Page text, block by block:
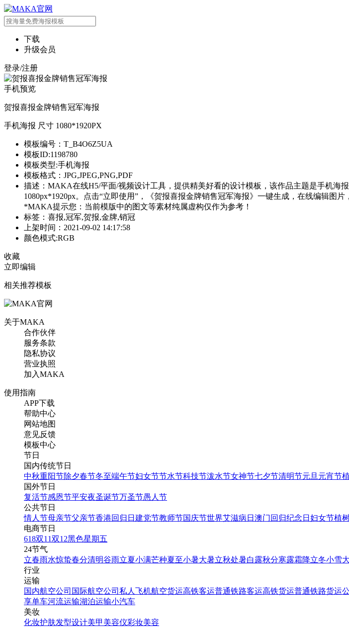
下载
升级会员
登录/注册
手机预览
贺报喜报金牌销售冠军海报
手机海报 尺寸 1080*1920PX
模板编号：T_B4O6Z5UA
模板ID:1198780
模板类型:手机海报
模板格式：JPG,JPEG,PNG,PDF
描述：MAKA在线H5/平面/视频设计工具，提供精美好看的设计模板，该作品主题是手机海
1080px*1920px。点击“立即使用”，《贺报喜报金牌销售冠军海报》一键生成，在线编辑图
*MAKA提示您：当前模版中的图文等素材纯属虚构仅作为参考！
标签：喜报,冠军,贺报,金牌,销冠
上架时间：2021-09-02 14:17:58
颜色模式:RGB
收藏
立即编辑
相关推荐模板
关于MAKA
合作伙伴
服务条款
隐私协议
营业执照
加入MAKA
使用指南
APP下载
帮助中心
网站地图
意见反馈
模板中心
节日
国内传统节日
中秋重阳节除夕春节冬至端午节妇女节节水节科技节泼水节女神节七夕节清明节元旦 元宵节
国外节日
复活节感恩节平安夜圣诞节万圣节愚人节
公共节日
情人节母亲节父亲节香港回归日 建党节教师节国庆节世界艾滋病日 澳门回归纪念日 妇女节植
电商节日
618双11双12黑色星期五
24节气
立春雨水惊蛰春分清明谷雨立夏小满芒种夏至小暑大暑立秋处暑白露秋分寒露霜降立冬小雪
行业
运输
国内航空公司 国际航空公司 私人飞机航空货运高铁客运普通铁路客运高铁货运普通铁路货运
享单车河流运输湖泊运输小汽车
美妆
化妆护肤发型设计美甲 美容仪彩妆美容